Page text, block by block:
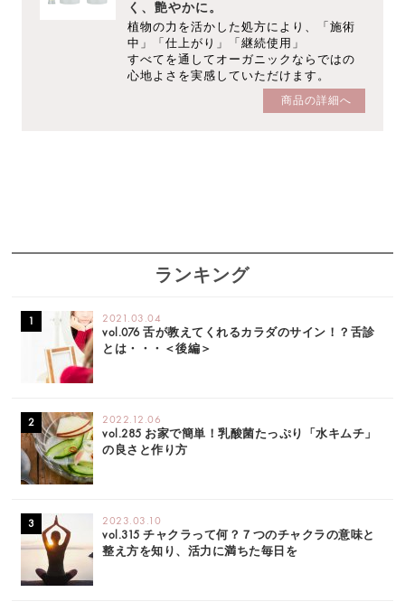
く、艶やかに。
植物の力を活かした処方により、「施術
中」「仕上がり」「継続使用」
すべてを通してオーガニックならではの
心地よさを実感していただけます。
商品の詳細へ
ランキング
2021.03.04
vol.076 舌が教えてくれるカラダのサイン！？舌診
とは・・・＜後編＞
2022.12.06
vol.285 お家で簡単！乳酸菌たっぷり「水キムチ」
の良さと作り方
2023.03.10
vol.315 チャクラって何？７つのチャクラの意味と
整え方を知り、活力に満ちた毎日を